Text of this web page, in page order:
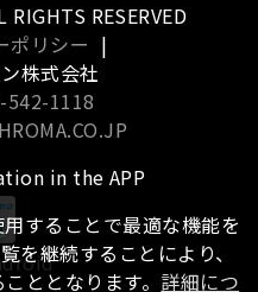
RESERVED
ポリシー |
株式会社
542-1118
in the APP
することで最適な機能を
を継続することにより、
ととなります。 詳細につ